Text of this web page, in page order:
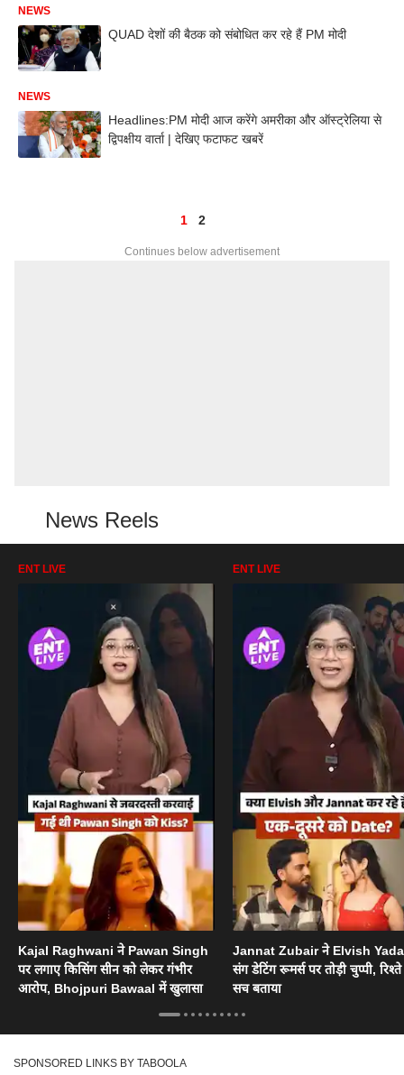
NEWS
QUAD देशों की बैठक को संबोधित कर रहे हैं PM मोदी
NEWS
Headlines:PM मोदी आज करेंगे अमरीका और ऑस्ट्रेलिया से
द्विपक्षीय वार्ता | देखिए फटाफट खबरें
1 2
Continues below advertisement
News Reels
ENT LIVE
Kajal Raghwani ने Pawan Singh
पर लगाए किसिंग सीन को लेकर गंभीर
आरोप, Bhojpuri Bawaal में खुलासा
ENT LIVE
Jannat Zubair ने Elvish
संग डेटिंग रूमर्स पर तोड़ी चुप्पी,
सच बताया
SPONSORED LINKS BY TABOOLA